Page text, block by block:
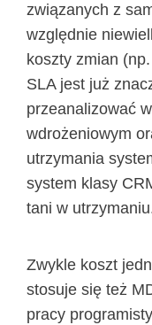
związanych z
względnie
koszty zmian
SLA jest już
przeanalizować
wdrożeniowym
utrzymania
system klasy
tani w
Zwykle koszt
stosuje się też
pracy